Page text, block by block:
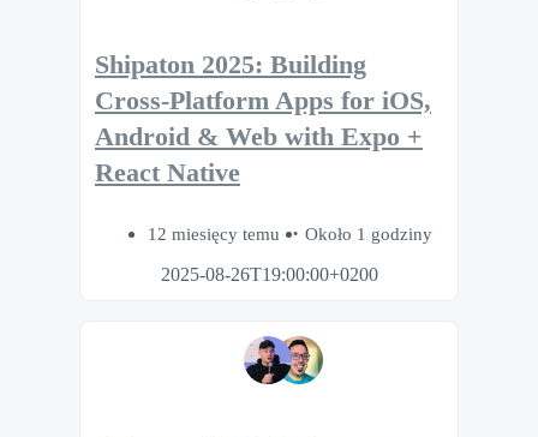
Shipaton 2025: Building
Cross-Platform Apps for iOS,
Android & Web with Expo +
React Native
12 miesięcy temu
Około 1 godziny
2025-08-26T19:00:00+0200